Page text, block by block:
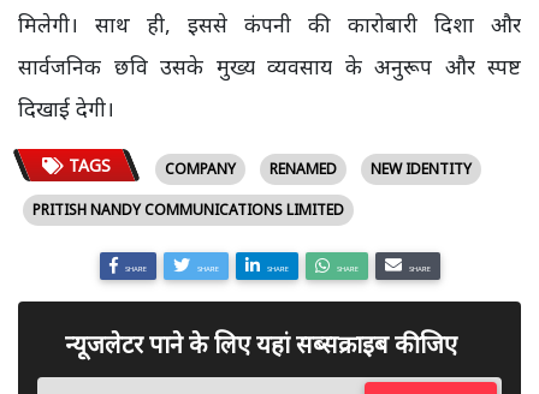
मिलेगी। साथ ही, इससे कंपनी की कारोबारी दिशा और
सार्वजनिक छवि उसके मुख्य व्यवसाय के अनुरूप और स्पष्ट
दिखाई देगी।
TAGS COMPANY RENAMED
NEW IDENTITY
PRITISH NANDY COMMUNICATIONS LIMITED
SHARE SHARE SHARE SHARE SHARE
न्यूजलेटर पाने के लिए यहां सब्सक्राइब कीजिए